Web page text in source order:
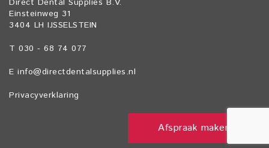
Direct Dental Supplies B.V.
Einsteinweg 31
3404 LH IJSSELSTEIN
T 030 - 68 74 077
E info@directdentalsupplies.nl
Privacyverklaring
Afspraak maken